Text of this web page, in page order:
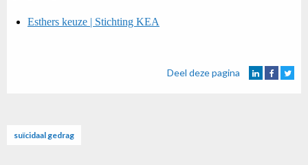
Esthers keuze | Stichting KEA
Deel deze pagina
suïcidaal gedrag